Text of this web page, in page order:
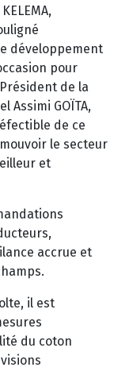
développement
pour
de la
Assimi GOÏTA,
de ce
le secteur
et
accrue et
il est
du coton